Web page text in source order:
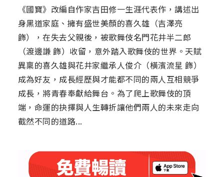
《國寶》改編自作家吉田修一生涯代表作，講述出
身黑道家庭、擁有盛世美顏的喜久雄（吉澤亮
飾），在失去父親後，被歌舞伎名門花井半二郎
（渡邊謙 飾）收留，意外踏入歌舞伎的世界。天賦
異稟的喜久雄與花井家繼承人俊介（橫濱流星 飾）
成為好友，成長經歷與才能都不同的兩人互相競爭
成長，將青春奉獻給舞台。為了爬上歌舞伎的頂
端，命運的抉擇與人生轉折讓他們兩人的未來走向
截然不同的道路...